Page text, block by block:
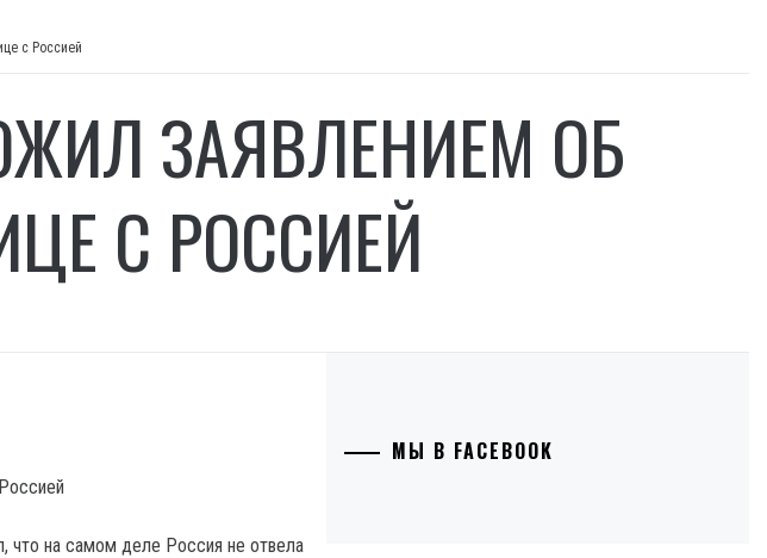
с Россией
ЗАЯВЛЕНИЕМ ОБ
С РОССИЕЙ
что на самом деле Россия не отвела
МЫ В FACEBOOK